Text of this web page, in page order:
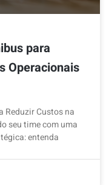
para
Operacionais
Reduzir Custos na
seu time com uma
entenda